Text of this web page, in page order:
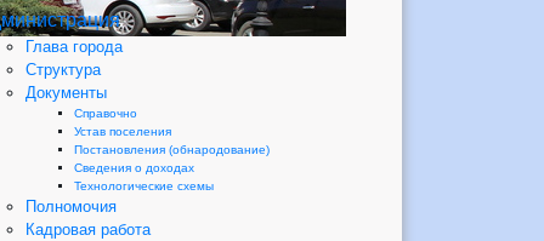
Глава города
Структура
Документы
Справочно
Устав поселения
Постановления (обнародование)
Сведения о доходах
Технологические схемы
Полномочия
Кадровая работа